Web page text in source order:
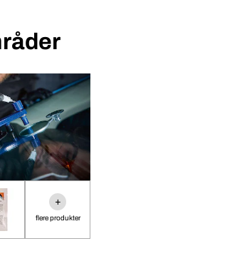
+
flere produkter